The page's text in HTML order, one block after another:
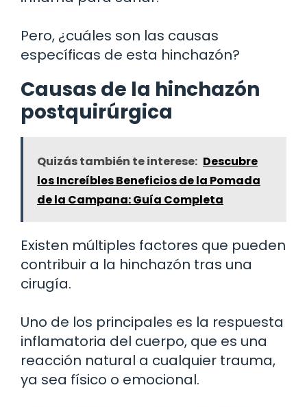
Pero, ¿cuáles son las causas
específicas de esta hinchazón?
Causas de la hinchazón
postquirúrgica
Quizás también te interese: Descubre
los Increíbles Beneficios de la Pomada
de la Campana: Guía Completa
Existen múltiples factores que pueden
contribuir a la hinchazón tras una
cirugía.
Uno de los principales es la respuesta
inflamatoria del cuerpo, que es una
reacción natural a cualquier trauma,
ya sea físico o emocional.